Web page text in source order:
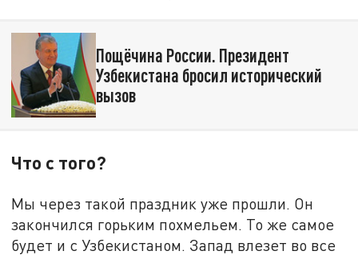
Пощёчина России. Президент
Узбекистана бросил исторический
вызов
Что с того?
Мы через такой праздник уже прошли. Он
закончился горьким похмельем. То же самое
будет и с Узбекистаном. Запад влезет во все